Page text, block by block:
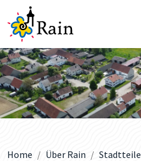
Home Über Rain Stadtteile